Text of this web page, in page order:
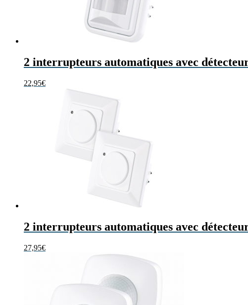
2 interrupteurs automatiques avec
22,95€
2 interrupteurs automatiques avec
27,95€